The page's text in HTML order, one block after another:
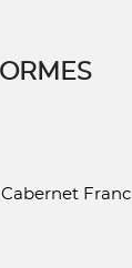
Franc